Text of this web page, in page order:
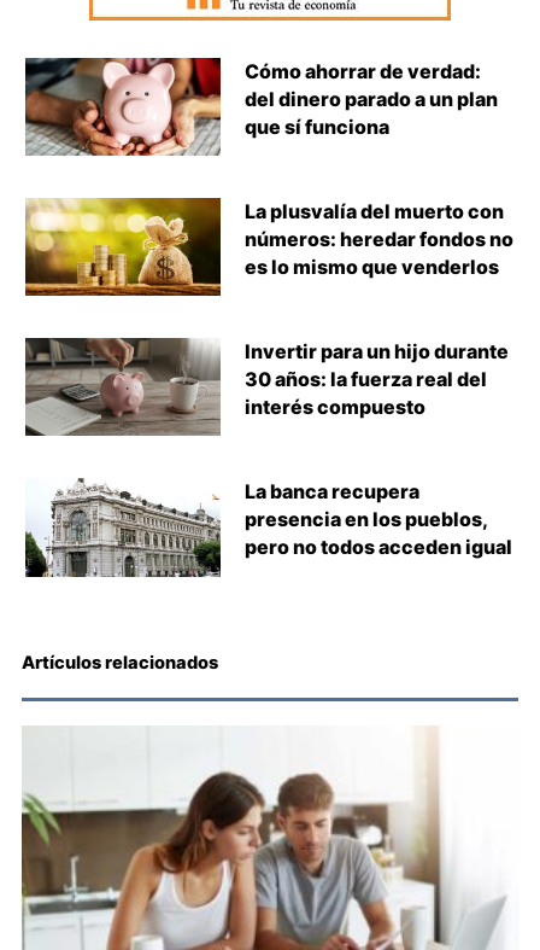
Cómo ahorrar de verdad:
del dinero parado a un plan
que sí funciona
La plusvalía del muerto con
números: heredar fondos no
es lo mismo que venderlos
Invertir para un hijo durante
30 años: la fuerza real del
interés compuesto
La banca recupera
presencia en los pueblos,
pero no todos acceden igual
Artículos relacionados